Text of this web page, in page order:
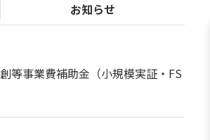
お知らせ
等事業費補助金（小規模実証・FS